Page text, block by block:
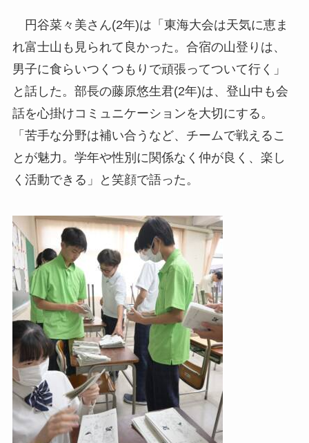
円谷菜々美さん(2年)は「東海大会は天気に恵ま
れ富士山も見られて良かった。合宿の山登りは、
男子に食らいつくつもりで頑張ってついて行く」
と話した。部長の藤原悠生君(2年)は、登山中も会
話を心掛けコミュニケーションを大切にする。
「苦手な分野は補い合うなど、チームで戦えるこ
とが魅力。学年や性別に関係なく仲が良く、楽し
く活動できる」と笑顔で語った。